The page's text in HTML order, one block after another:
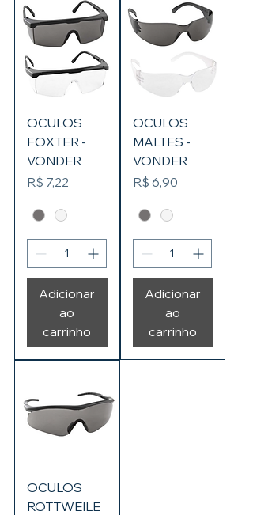
OCULOS
FOXTER -
VONDER
Preço
R$ 7,22
Adicionar
ao
carrinho
OCULOS
MALTES -
VONDER
Preço
R$ 6,90
Adicionar
ao
carrinho
OCULOS
ROTTWEILE